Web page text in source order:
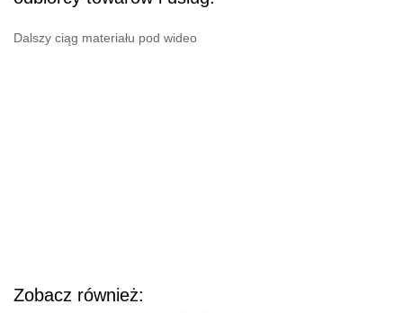
Dalszy ciąg materiału pod wideo
Zobacz również: